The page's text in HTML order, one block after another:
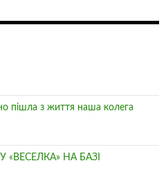
пішла з життя наша колега
НА БАЗІ